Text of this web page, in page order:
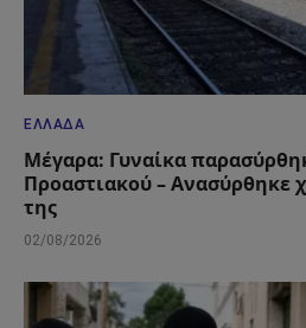
ΕΛΛΆΔΑ
Μέγαρα: Γυναίκα
Προαστιακού – Ανασύρθηκε
της
02/08/2026